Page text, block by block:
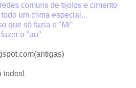
comuns de tijolos e cimento
um clima especial...
que só fazia o "Mi"
o "au"
todos!